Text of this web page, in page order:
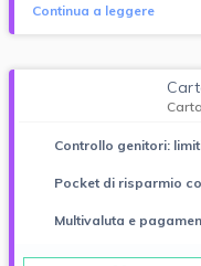
Continua a leggere
Controllo genitori:
Pocket di risparmio
Multivaluta e